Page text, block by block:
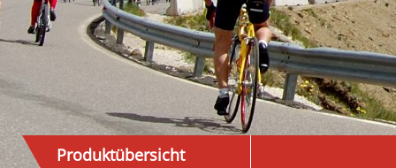
Produktübersicht